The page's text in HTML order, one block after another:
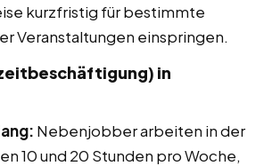
kurzfristig für bestimmte
Veranstaltungen einspringen.
in
Nebenjobber arbeiten in der
10 und 20 Stunden pro Woche,